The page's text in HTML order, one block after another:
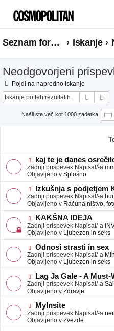
Seznam forumov Iskanje
Neodgovorjeni
Pojdi na napredno iskanje
Iskanje
Našli ste več kot 1000 zadetka
N
o
v
e
o
b
j
a
v
e
kaj te je danes
Zadnji prispevek Napisal/-a
Objavljeno v Splošno
N
o
v
e
o
b
j
a
v
e
Izkušnja s podjetjem
Zadnji prispevek Napisal/-a
Objavljeno v Računalništvo,
N
o
v
e
o
b
j
a
v
e
KAKŠNA IDEJA
Zadnji prispevek Napisal/-a
Objavljeno v Ljubezen in seks
N
o
v
e
o
b
j
a
v
e
Odnosi strasti in sex
Zadnji prispevek Napisal/-a
Objavljeno v Ljubezen in seks
N
o
v
e
o
b
j
a
Lag Ja Gale - A
Zadnji prispevek Napisal/-a
Objavljeno v Zdravje
N
o
v
e
MyInsite
Zadnji prispevek Napisal/-a
Objavljeno v Zvezde